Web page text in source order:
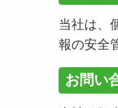
当社は、
報の安全
お問い